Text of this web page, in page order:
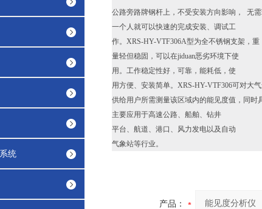
统
公路旁路牌钢杆上，不受安装方向影响， 无
一个人就可以快速的完成安装、调试工
作。XRS-HY-VTF306A型为全不锈钢支架，重
量轻但稳固，可以在jiduan恶劣环境下使
用。工作稳定性好，可靠，能耗低，使
用方便、安装简单。XRS-HY-VTF306可对大
供给用户所需测量该区域内的能见度值，同时
主要应用于高速公路、船舶、钻井
平台、航道、港口、风力发电以及自动
气象站等行业。
产品：